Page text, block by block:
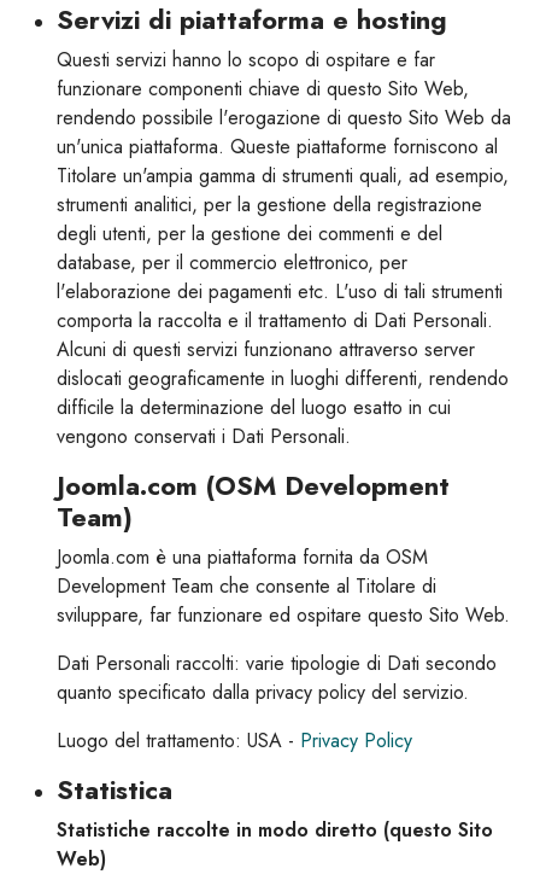
Servizi di piattaforma e hosting
Questi servizi hanno lo scopo di ospitare e far
funzionare componenti chiave di questo Sito Web,
rendendo possibile l'erogazione di questo Sito Web da
un'unica piattaforma. Queste piattaforme forniscono al
Titolare un'ampia gamma di strumenti quali, ad esempio,
strumenti analitici, per la gestione della registrazione
degli utenti, per la gestione dei commenti e del
database, per il commercio elettronico, per
l'elaborazione dei pagamenti etc. L'uso di tali strumenti
comporta la raccolta e il trattamento di Dati Personali.
Alcuni di questi servizi funzionano attraverso server
dislocati geograficamente in luoghi differenti, rendendo
difficile la determinazione del luogo esatto in cui
vengono conservati i Dati Personali.
Joomla.com (OSM Development
Team)
Joomla.com è una piattaforma fornita da OSM
Development Team che consente al Titolare di
sviluppare, far funzionare ed ospitare questo Sito Web.
Dati Personali raccolti: varie tipologie di Dati secondo
quanto specificato dalla privacy policy del servizio.
Luogo del trattamento: USA - Privacy Policy
Statistica
Statistiche raccolte in modo diretto (questo Sito
Web)